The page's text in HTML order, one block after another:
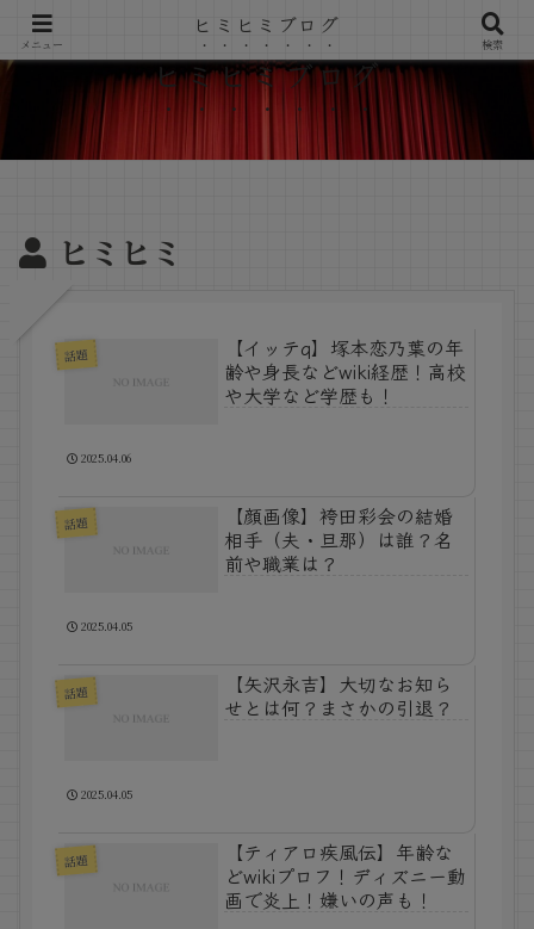
ヒミヒミブログ
ヒミヒミ
話題
【イッテq】塚本恋乃葉の年
齢や身長などwiki経歴！高校
や大学など学歴も！
2025.04.06
話題
【顔画像】袴田彩会の結婚
相手（夫・旦那）は誰？名
前や職業は？
2025.04.05
話題
【矢沢永吉】大切なお知ら
せとは何？まさかの引退？
2025.04.05
話題
【ティアロ疾風伝】年齢な
どwikiプロフ！ディズニー動
画で炎上！嫌いの声も！
メニュー
ヒミヒミブログ
検索